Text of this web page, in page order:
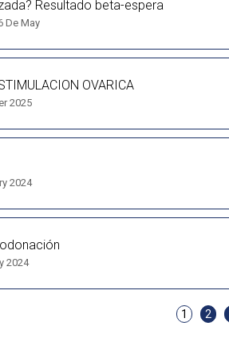
Resultado beta-espera
De May
OVARICA
2025
2024
2024
1 2